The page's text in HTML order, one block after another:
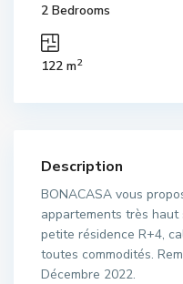
2 Bedrooms
122 m2
Description
BONACASA vous
appartements très haut
petite résidence R+4,
toutes commodités.
Décembre 2022.